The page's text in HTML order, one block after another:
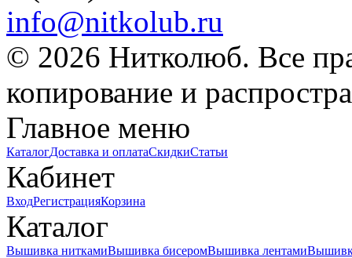
info@nitkolub.ru
© 2026 Нитколюб. Все
копирование и
Главное меню
КаталогДоставка и оплатаСкидкиСтатьи
Кабинет
ВходРегистрацияКорзина
Каталог
Вышивка ниткамиВышивка бисеромВышивка лентами